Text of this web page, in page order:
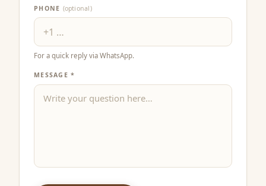
PHONE (optional)
For a quick reply via WhatsApp.
MESSAGE *